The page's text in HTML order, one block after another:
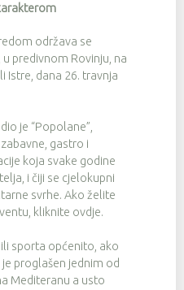
održava se
predivnom Rovinju, na
Istre, dana 26. travnja
je “Popolane”,
gastro i
koja svake godine
i čiji se cjelokupni
svrhe. Ako želite
kliknite ovdje.
sporta općenito, ako
proglašen jednim od
Mediteranu a usto